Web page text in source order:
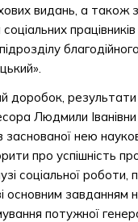
видань, а також
доробок, результати
Людмили
заснованої нею
про успішність
соціальної роботи,
основним завданням
потужної